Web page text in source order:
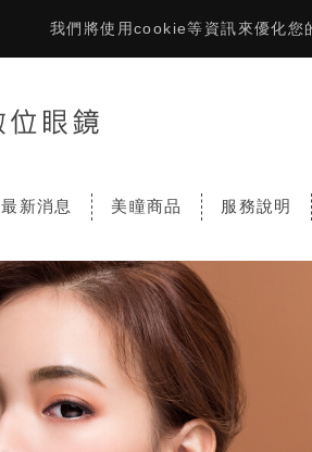
我們將使用cookie等資訊來優化您
最新消息 美瞳商品 服務說明